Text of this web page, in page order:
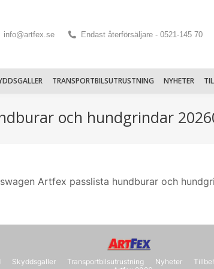
info@artfex.se Endast återförsäljare - 0521-145 70
TRANSPORTBILSUTRUSTNING NYHETER
och hundgrindar
Artfex passlista hundburar och
Skyddsgaller Transportbilsutrustning Nyheter